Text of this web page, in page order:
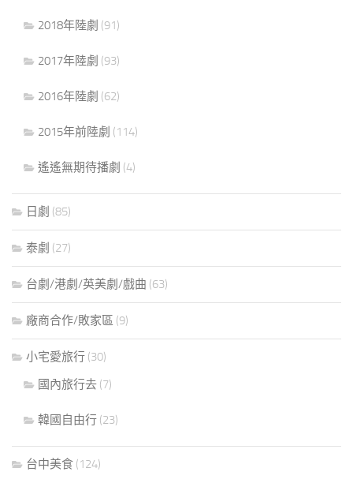
2018年陸劇 (91)
2017年陸劇 (93)
2016年陸劇 (62)
2015年前陸劇 (114)
遙遙無期待播劇 (4)
日劇 (85)
泰劇 (27)
台劇/港劇/英美劇/戲曲 (63)
廠商合作/敗家區 (9)
小宅愛旅行 (30)
國內旅行去 (7)
韓國自由行 (23)
台中美食 (124)